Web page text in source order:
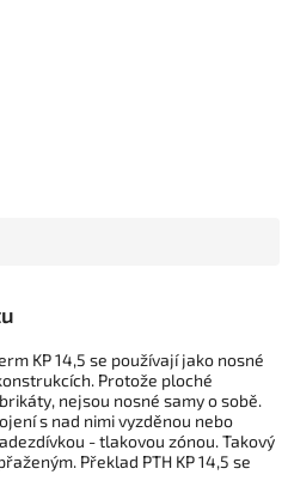
KP 14,5 se používají jako nosné
Protože ploché
nejsou nosné samy o sobě.
s nad nimi vyzděnou nebo
- tlakovou zónou. Takový
Překlad PTH KP 14,5 se